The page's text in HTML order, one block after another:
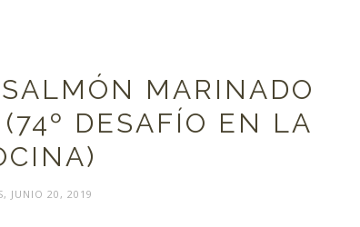
MARINADO
DESAFÍO EN LA
JUNIO 20, 2019